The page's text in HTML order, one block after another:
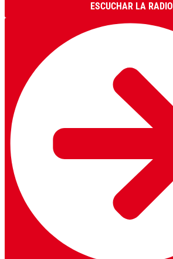
ESCUCHAR LA RADIO